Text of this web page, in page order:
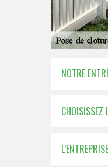
NOTRE
CHOISISSEZ